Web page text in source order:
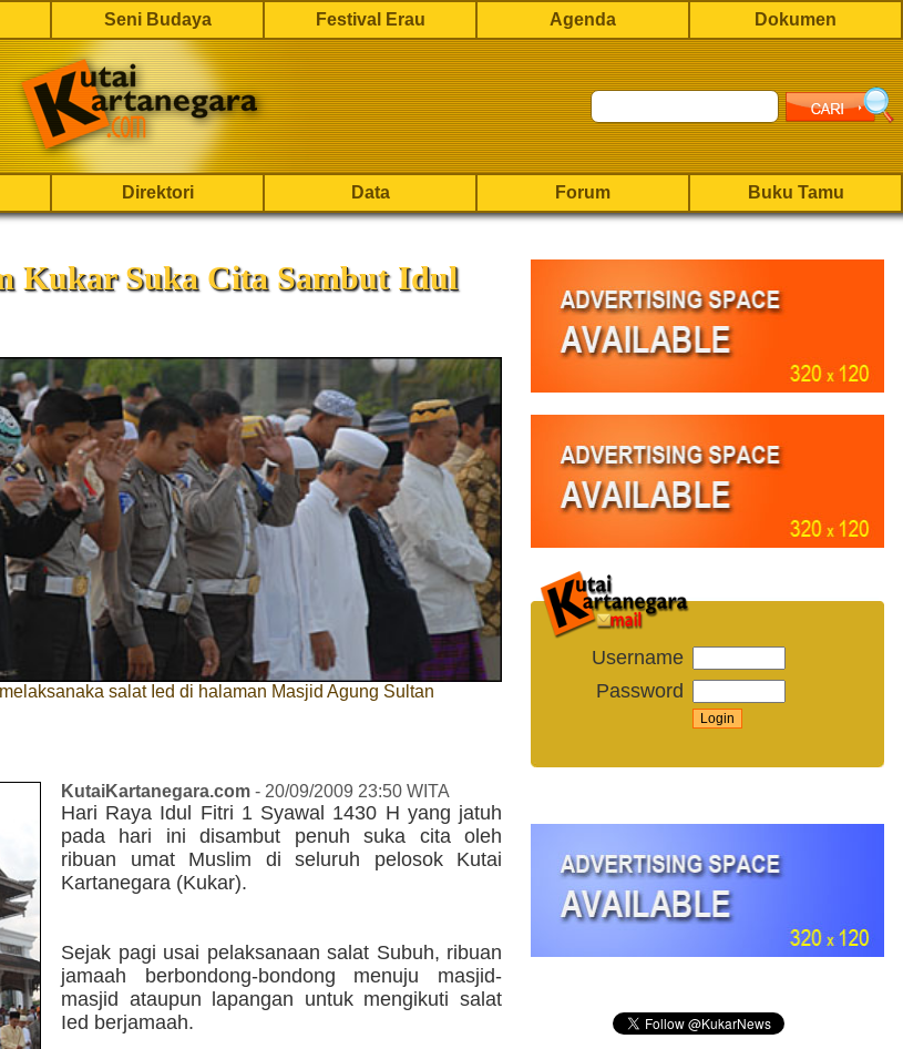
Seni Budaya Festival Erau Agenda Dokumen
Direktori Data Forum Buku Tamu
Kukar Suka Cita Sambut Idul
salat Ied di halaman Masjid Agung Sultan
KutaiKartanegara.com - 20/09/2009 23:50 WITA
Hari Raya Idul Fitri 1 Syawal 1430 H yang jatuh
pada hari ini disambut penuh suka cita oleh
ribuan umat Muslim di seluruh pelosok Kutai
Kartanegara (Kukar).
Sejak pagi usai pelaksanaan salat Subuh, ribuan
jamaah berbondong-bondong menuju masjid-
masjid ataupun lapangan untuk mengikuti salat
Ied berjamaah.
Username
Password